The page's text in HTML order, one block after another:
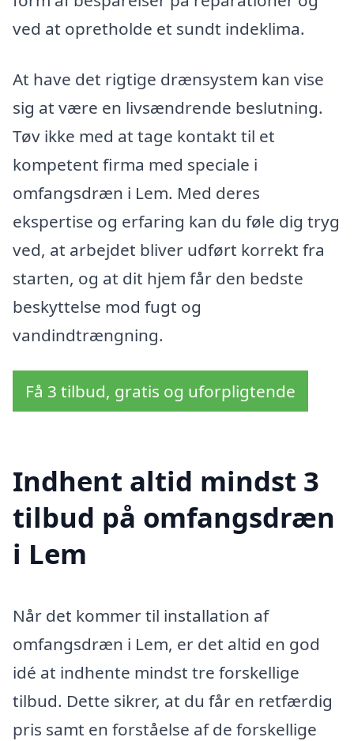
ved at opretholde et sundt indeklima.
At have det rigtige drænsystem kan vise
sig at være en livsændrende beslutning.
Tøv ikke med at tage kontakt til et
kompetent firma med speciale i
omfangsdræn i Lem. Med deres
ekspertise og erfaring kan du føle dig tryg
ved, at arbejdet bliver udført korrekt fra
starten, og at dit hjem får den bedste
beskyttelse mod fugt og
vandindtrængning.
Få 3 tilbud, gratis og uforpligtende
Indhent altid mindst 3
tilbud på omfangsdræn
i Lem
Når det kommer til installation af
omfangsdræn i Lem, er det altid en god
idé at indhente mindst tre forskellige
tilbud. Dette sikrer, at du får en retfærdig
pris samt en forståelse af de forskellige